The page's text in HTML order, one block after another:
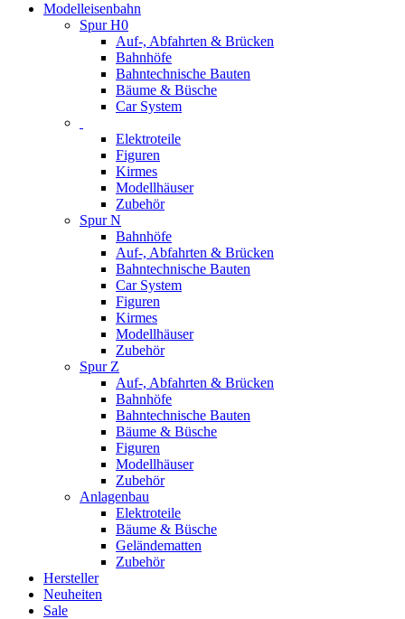
Modelleisenbahn
Spur H0
Auf-, Abfahrten & Brücken
Bahnhöfe
Bahntechnische Bauten
Bäume & Büsche
Car System
Elektroteile
Figuren
Kirmes
Modellhäuser
Zubehör
Spur N
Bahnhöfe
Auf-, Abfahrten & Brücken
Bahntechnische Bauten
Car System
Figuren
Kirmes
Modellhäuser
Zubehör
Spur Z
Auf-, Abfahrten & Brücken
Bahnhöfe
Bahntechnische Bauten
Bäume & Büsche
Figuren
Modellhäuser
Zubehör
Anlagenbau
Elektroteile
Bäume & Büsche
Geländematten
Zubehör
Hersteller
Neuheiten
Sale